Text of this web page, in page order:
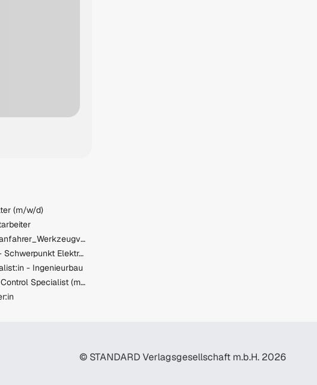
(m/w/d)
Manifahrer_Kranfahrer_Werkzeugvorbereiter (m/w/d)
Instandhalter - Schwerpunkt Elektrotechnik - Voitsberg (m/w/d)
- Ingenieurbau
Junior Quality Control Specialist (m/f/d)
© STANDARD Verlagsgesellschaft m.b.H. 2026